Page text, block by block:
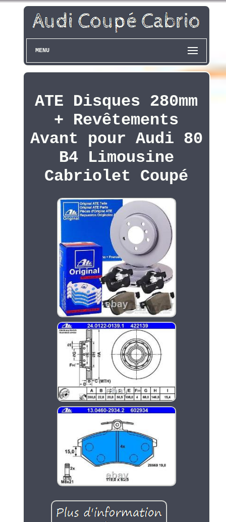
MENU
ATE Disques 280mm
+ Revêtements
Avant pour Audi 80
B4 Limousine
Cabriolet Coupé